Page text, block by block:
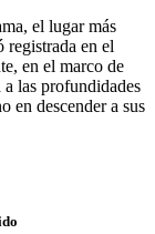
el lugar más
en el
en el marco de
las profundidades
en descender a sus